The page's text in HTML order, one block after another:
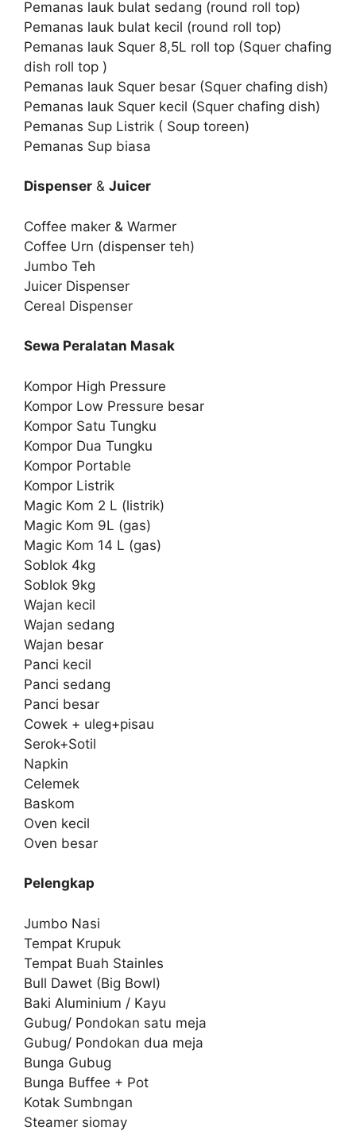
Pemanas lauk bulat sedang (round roll top)
Pemanas lauk bulat kecil (round roll top)
Pemanas lauk Squer 8,5L roll top (Squer chafing
dish roll top )
Pemanas lauk Squer besar (Squer chafing dish)
Pemanas lauk Squer kecil (Squer chafing dish)
Pemanas Sup Listrik ( Soup toreen)
Pemanas Sup biasa
Dispenser & Juicer
Coffee maker & Warmer
Coffee Urn (dispenser teh)
Jumbo Teh
Juicer Dispenser
Cereal Dispenser
Sewa Peralatan Masak
Kompor High Pressure
Kompor Low Pressure besar
Kompor Satu Tungku
Kompor Dua Tungku
Kompor Portable
Kompor Listrik
Magic Kom 2 L (listrik)
Magic Kom 9L (gas)
Magic Kom 14 L (gas)
Soblok 4kg
Soblok 9kg
Wajan kecil
Wajan sedang
Wajan besar
Panci kecil
Panci sedang
Panci besar
Cowek + uleg+pisau
Serok+Sotil
Napkin
Celemek
Baskom
Oven kecil
Oven besar
Pelengkap
Jumbo Nasi
Tempat Krupuk
Tempat Buah Stainles
Bull Dawet (Big Bowl)
Baki Aluminium / Kayu
Gubug/ Pondokan satu meja
Gubug/ Pondokan dua meja
Bunga Gubug
Bunga Buffee + Pot
Kotak Sumbngan
Steamer siomay